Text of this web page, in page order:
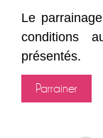
Le
conditions
présentés.
Parrainer